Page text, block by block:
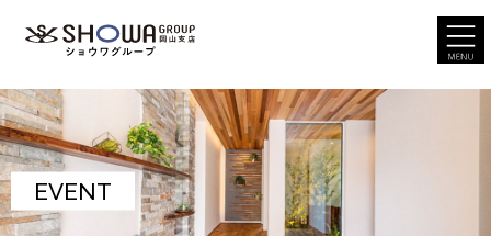
ツ
へ
ス
キ
ッ
プ
シ
ョ
ン
に
移
動
EVENT